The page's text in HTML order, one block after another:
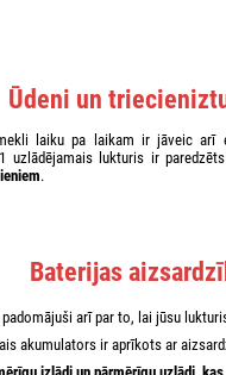
Ūdeni un
laiku pa laikam ir jāveic arī
uzlādējamais lukturis ir paredzēts
.
Baterijas
arī par to, lai jūsu
akumulators ir aprīkots ar